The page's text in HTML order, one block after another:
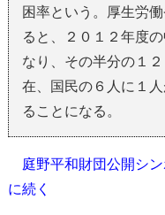
困率という。厚生労
ると、２０１２年度
なり、その半分の１
在、国民の６人に１
ることになる。
庭野平和財団公開シン
に続く